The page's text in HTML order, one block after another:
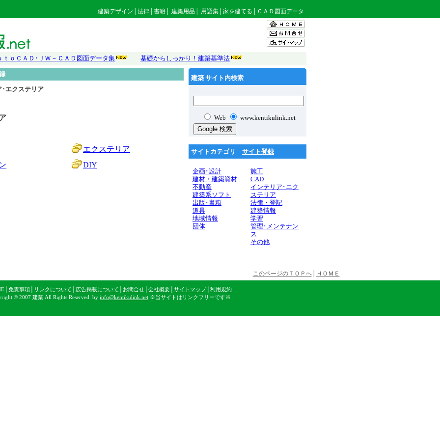
建築デザイン 法律 書籍 建築用品 用語集 家を建てる ＣＡＤ図面データ
ｔｏＣＡＤ･ＪＷ－ＣＡＤ図面データ集 基礎からしっかり！建築基準法
･エクステリア
エクステリア
DIY
建築 サイト内検索
Web www.kentikulink.net
サイトカテゴリ サイト登録
企画･設計
建材・建築資材
不動産
建築系ソフト
出版･書籍
道具
地域情報
団体
施工
CAD
インテリア･エク
ステリア
法律・登記
建築情報
学習
管理･メンテナン
ス
その他
このページのＴＯＰへ│ ＨＯＭＥ
免責事項 リンクについて 広告掲載について お問合せ 会社概要 サイトマップ│ 利用規約
© 2007 建築 All Rights Reserved. by info@kentikulink.net ※当サイトはリンクフリーです※